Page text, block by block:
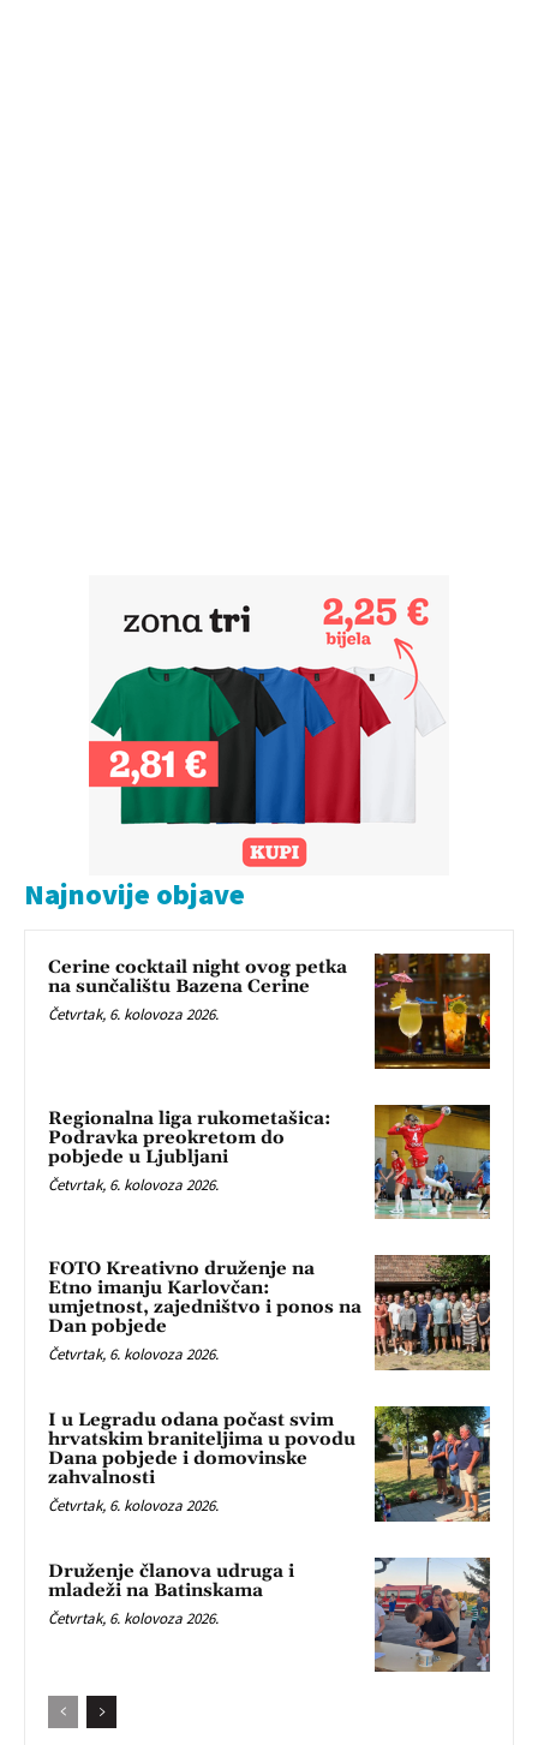
Najnovije objave
Cerine cocktail night ovog petka
na sunčalištu Bazena Cerine
Četvrtak, 6. kolovoza 2026.
Regionalna liga rukometašica:
Podravka preokretom do
pobjede u Ljubljani
Četvrtak, 6. kolovoza 2026.
FOTO Kreativno druženje na
Etno imanju Karlovčan:
umjetnost, zajedništvo i ponos na
Dan pobjede
Četvrtak, 6. kolovoza 2026.
I u Legradu odana počast svim
hrvatskim braniteljima u povodu
Dana pobjede i domovinske
zahvalnosti
Četvrtak, 6. kolovoza 2026.
Druženje članova udruga i
mladeži na Batinskama
Četvrtak, 6. kolovoza 2026.